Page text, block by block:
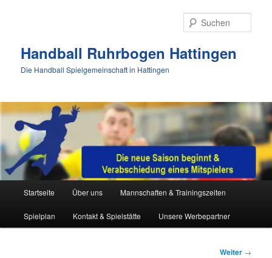
Handball Ruhrbogen Hattingen
Die Handball Spielgemeinschaft in Hattingen
Startseite Über uns Mannschaften & Trainingszeiten
Spielplan Kontakt & Spielstätte Unsere Werbepartner
Beitrags-
Weiter →